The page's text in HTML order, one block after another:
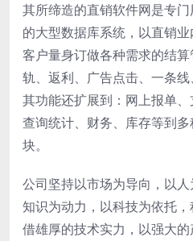
其所缔造的直销软件网是专
的大型数据库系统，以直销
客户量身订做各种需求的结
轨、返利、广告点击、一条线
其功能还扩展到：网上报单、
查询统计、财务、库存等到
块。
公司坚持以市场为导向，以
知识为动力，以科技为依托
借雄厚的技术实力，以强大